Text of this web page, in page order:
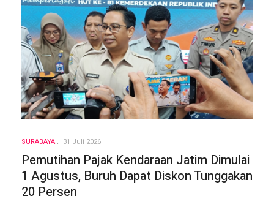
SURABAYA 31 Juli 2026
Pemutihan Pajak Kendaraan Jatim Dimulai
1 Agustus, Buruh Dapat Diskon Tunggakan
20 Persen